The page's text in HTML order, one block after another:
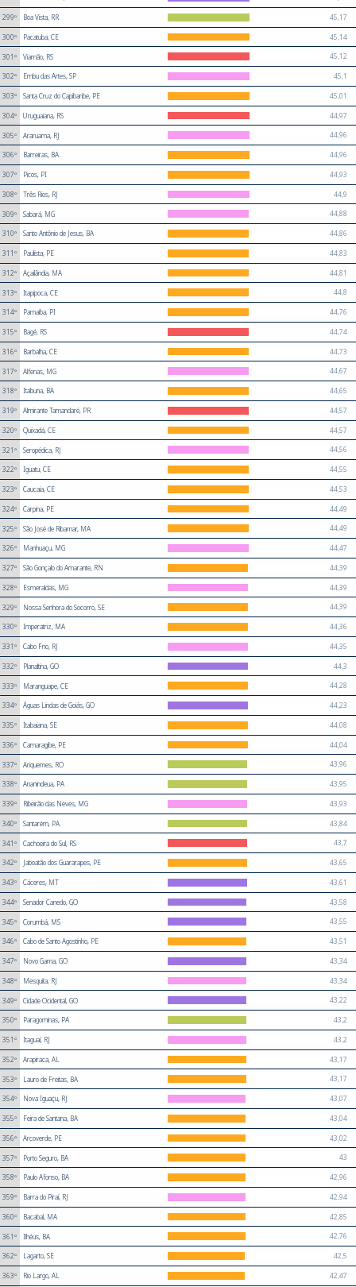
299º Boa Vista, RR 45,17
300º Pacatuba, CE 45,14
301º Viamão, RS 45,12
302º Embu das Artes, SP 45,1
303º Santa Cruz do Capibaribe, PE 45,01
304º Uruguaiana, RS 44,97
305º Araruama, RJ 44,96
306º Barreiras, BA 44,96
307º Picos, PI 44,93
308º Três Rios, RJ 44,9
309º Sabará, MG 44,88
310º Santo Antônio de Jesus, BA 44,86
311º Paulista, PE 44,83
312º Açailândia, MA 44,81
313º Itapipoca, CE 44,8
314º Parnaíba, PI 44,76
315º Bagé, RS 44,74
316º Barbalha, CE 44,73
317º Alfenas, MG 44,67
318º Itabuna, BA 44,65
319º Almirante Tamandaré, PR 44,57
320º Quixadá, CE 44,57
321º Seropédica, RJ 44,56
322º Iguatu, CE 44,55
323º Caucaia, CE 44,53
324º Carpina, PE 44,49
325º São José de Ribamar, MA 44,49
326º Manhuaçu, MG 44,47
327º São Gonçalo do Amarante, RN 44,39
328º Esmeraldas, MG 44,39
329º Nossa Senhora do Socorro, SE 44,39
330º Imperatriz, MA 44,36
331º Cabo Frio, RJ 44,35
332º Planaltina, GO 44,3
333º Maranguape, CE 44,28
334º Águas Lindas de Goiás, GO 44,23
335º Itabaiana, SE 44,08
336º Camaragibe, PE 44,04
337º Ariquemes, RO 43,96
338º Ananindeua, PA 43,95
339º Ribeirão das Neves, MG 43,93
340º Santarém, PA 43,84
341º Cachoeira do Sul, RS 43,7
342º Jaboatão dos Guararapes, PE 43,65
343º Cáceres, MT 43,61
344º Senador Canedo, GO 43,58
345º Corumbá, MS 43,55
346º Cabo de Santo Agostinho, PE 43,51
347º Novo Gama, GO 43,34
348º Mesquita, RJ 43,34
349º Cidade Ocidental, GO 43,22
350º Paragominas, PA 43,2
351º Itaguaí, RJ 43,2
352º Arapiraca, AL 43,17
353º Lauro de Freitas, BA 43,17
354º Nova Iguaçu, RJ 43,07
355º Feira de Santana, BA 43,04
356º Arcoverde, PE 43,02
357º Porto Seguro, BA 43
358º Paulo Afonso, BA 42,96
359º Barra do Piraí, RJ 42,94
360º Bacabal, MA 42,85
361º Ilhéus, BA 42,76
362º Lagarto, SE 42,5
363º Rio Largo, AL 42,47